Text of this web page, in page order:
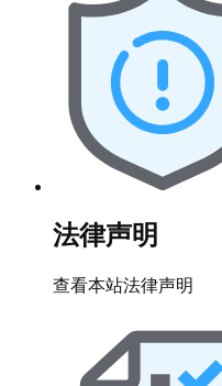
法律声明
查看本站法律声明